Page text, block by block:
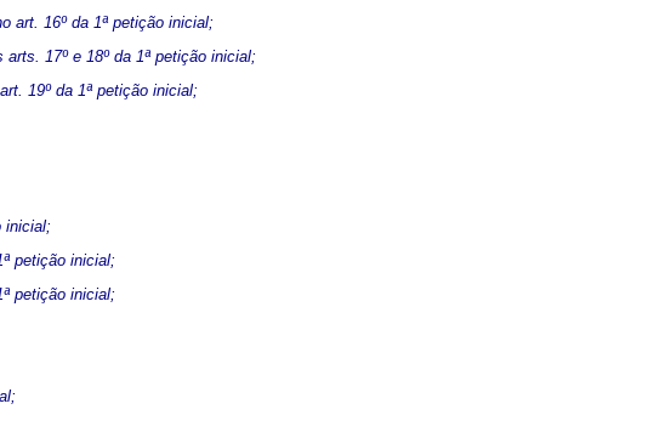
art. 16º da 1ª petição inicial;
17º e 18º da 1ª petição inicial;
19º da 1ª petição inicial;
inicial;
petição inicial;
petição inicial;